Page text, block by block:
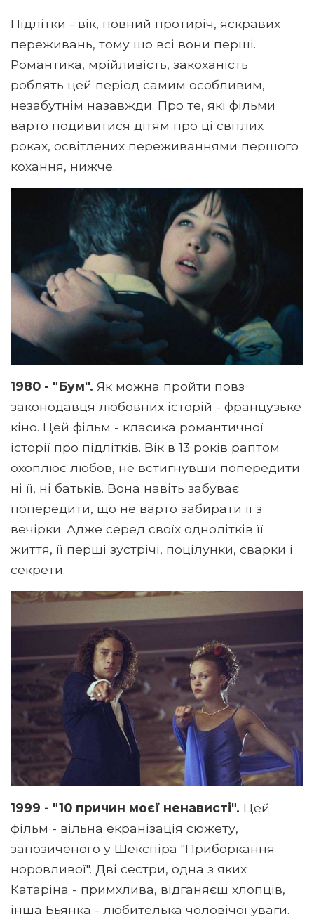
Підлітки - вік, повний протиріч, яскравих
переживань, тому що всі вони перші.
Романтика, мрійливість, закоханість
роблять цей період самим особливим,
незабутнім назавжди. Про те, які фільми
варто подивитися дітям про ці світлих
роках, освітлених переживаннями першого
кохання, нижче.
1980 - "Бум". Як можна пройти повз
законодавця любовних історій - французьке
кіно. Цей фільм - класика романтичної
історії про підлітків. Вік в 13 років раптом
охоплює любов, не встигнувши попередити
ні її, ні батьків. Вона навіть забуває
попередити, що не варто забирати її з
вечірки. Адже серед своїх однолітків її
життя, її перші зустрічі, поцілунки, сварки і
секрети.
1999 - "10 причин моєї ненависті". Цей
фільм - вільна екранізація сюжету,
запозиченого у Шекспіра "Приборкання
норовливої". Дві сестри, одна з яких
Катаріна - примхлива, відганяєш хлопців,
інша Бьянка - любителька чоловічої уваги.